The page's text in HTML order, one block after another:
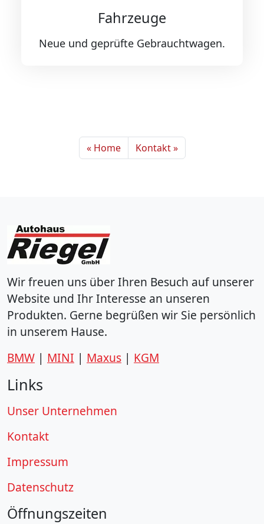
Fahrzeuge
Neue und geprüfte Gebrauchtwagen.
Home Kontakt
Wir freuen uns über Ihren Besuch auf unserer
Website und Ihr Interesse an unseren
Produkten. Gerne begrüßen wir Sie persönlich
in unserem Hause.
BMW | MINI | Maxus | KGM
Links
Unser Unternehmen
Kontakt
Impressum
Datenschutz
Öffnungszeiten